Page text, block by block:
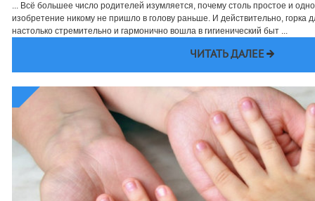
... Всё большее число родителей изумляется, почему столь простое и
изобретение никому не пришло в голову раньше. И действительно, горка
настолько стремительно и гармонично вошла в гигиенический быт ...
ЧИТАТЬ ДАЛЕЕ